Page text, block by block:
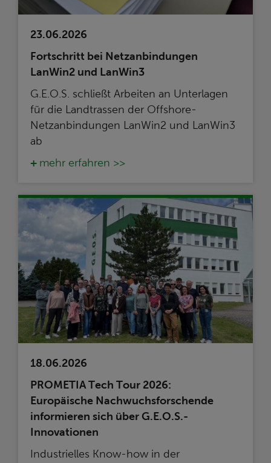
23.06.2026
Fortschritt bei Netzanbindungen
LanWin2 und LanWin3
G.E.O.S. schließt Arbeiten an Unterlagen
für die Landtrassen der Offshore-
Netzanbindungen LanWin2 und LanWin3
ab
mehr erfahren >>
18.06.2026
PROMETIA Tech Tour 2026:
Europäische Nachwuchsforschende
informieren sich über G.E.O.S.-
Innovationen
Industrielles Know-how in der